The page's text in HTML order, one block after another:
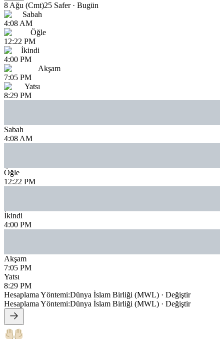
8 Ağu (Cmt)25 Safer· Bugün
Sabah
4:08 AM
Öğle
12:22 PM
İkindi
4:00 PM
Akşam
7:05 PM
Yatsı
8:29 PM
Sabah
4:08 AM
Öğle
12:22 PM
İkindi
4:00 PM
Akşam
7:05 PM
Yatsı
8:29 PM
Hesaplama Yöntemi:Dünya İslam Birliği (MWL) · Değiştir
Hesaplama Yöntemi:Dünya İslam Birliği (MWL) · Değiştir